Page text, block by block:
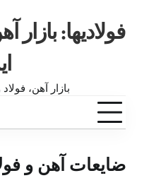
فولادیها:
بازار آهن،